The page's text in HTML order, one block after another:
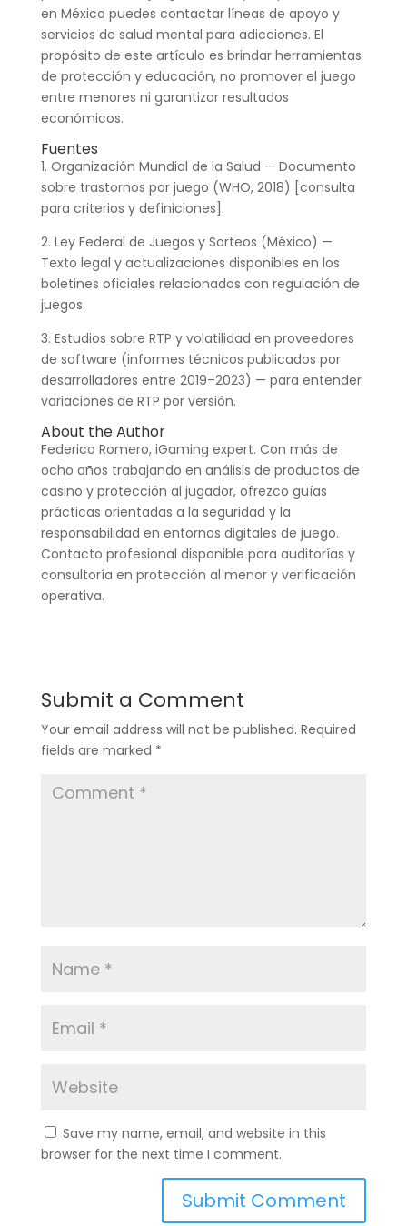
en México puedes contactar líneas de apoyo y
servicios de salud mental para adicciones. El
propósito de este artículo es brindar herramientas
de protección y educación, no promover el juego
entre menores ni garantizar resultados
económicos.
Fuentes
1. Organización Mundial de la Salud — Documento
sobre trastornos por juego (WHO, 2018) [consulta
para criterios y definiciones].
2. Ley Federal de Juegos y Sorteos (México) —
Texto legal y actualizaciones disponibles en los
boletines oficiales relacionados con regulación de
juegos.
3. Estudios sobre RTP y volatilidad en proveedores
de software (informes técnicos publicados por
desarrolladores entre 2019–2023) — para entender
variaciones de RTP por versión.
About the Author
Federico Romero, iGaming expert. Con más de
ocho años trabajando en análisis de productos de
casino y protección al jugador, ofrezco guías
prácticas orientadas a la seguridad y la
responsabilidad en entornos digitales de juego.
Contacto profesional disponible para auditorías y
consultoría en protección al menor y verificación
operativa.
Submit a Comment
Your email address will not be published. Required
fields are marked *
Save my name, email, and website in this
browser for the next time I comment.